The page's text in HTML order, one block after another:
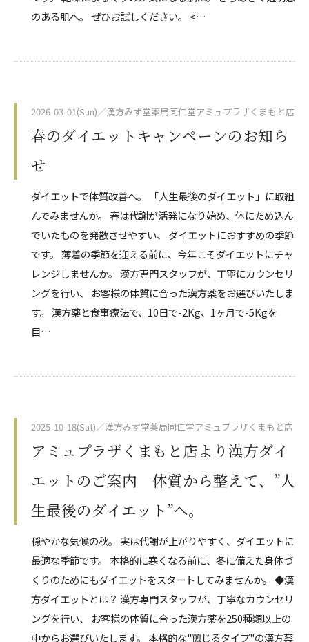
のある肌へ。 ぜひお試しください。 <…
2026-03-01(Sun)／漢方みず堂薬局同仁堂アミュプラザくまもと店
春のダイエットキャンペーンのお知ら
せ
ダイエットで体質改善へ。 「人生最後のダイエット」に取組
んでみませんか。 春は代謝が活発になり始め、体にため込ん
でいたものを発散させやすい、 ダイエットにおすすめの季節
です。 薄着の季節を迎える前に、今年こそダイエットにチャ
レンジしませんか。 漢方専門スタッフが、丁寧にカウンセリ
ングを行い、 お客様の体質に合った漢方薬をお選びいたしま
す。 漢方薬と食事療法で、10日で-2Kg、1ヶ月で-5Kgを
目…
2025-10-18(Sat)／漢方みず堂薬局同仁堂アミュプラザくまもと店
アミュプラザくまもと店より漢方ダイ
エットのご案内 体質から整えて、”人
生最後のダイエット”へ。
穏やかな気候の秋。 実は代謝が上がりやすく、ダイエットに
最適な季節です。 本格的に寒くなる前に、冬に備えた身体づ
くりのためにもダイエットをスタートしてみませんか。 ◆漢
方ダイエットとは？ 漢方専門スタッフが、丁寧なカウンセリ
ングを行い、 お客様の体質に合った漢方薬を250種類以上の
中からお選びいたします。 本格的な"煎じるタイプ"の漢方薬